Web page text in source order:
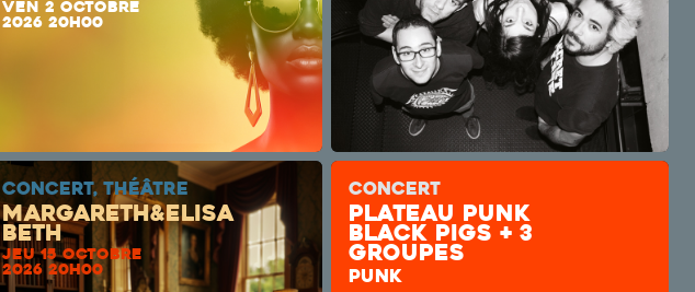
VEN 2 OCTOBRE
2026 20H00
CONCERT, THÉÂTRE
Margareth&Elisa
beth
JEU 15 OCTOBRE
2026 20H00
CONCERT
plateau punk
Black Pigs + 3
groupes
PUNK